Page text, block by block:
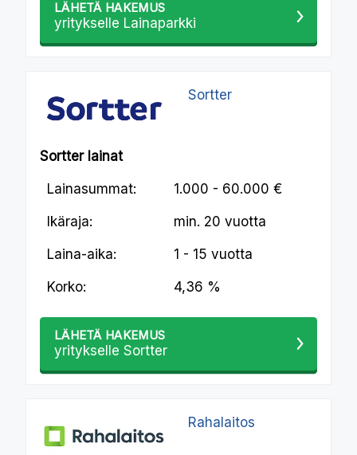
LÄHETÄ HAKEMUS
yritykselle Lainaparkki
Sortter
Sortter lainat
Lainasummat: 1.000 - 60.000 €
Ikäraja: min. 20 vuotta
Laina-aika: 1 - 15 vuotta
Korko: 4,36 %
LÄHETÄ HAKEMUS
yritykselle Sortter
Rahalaitos